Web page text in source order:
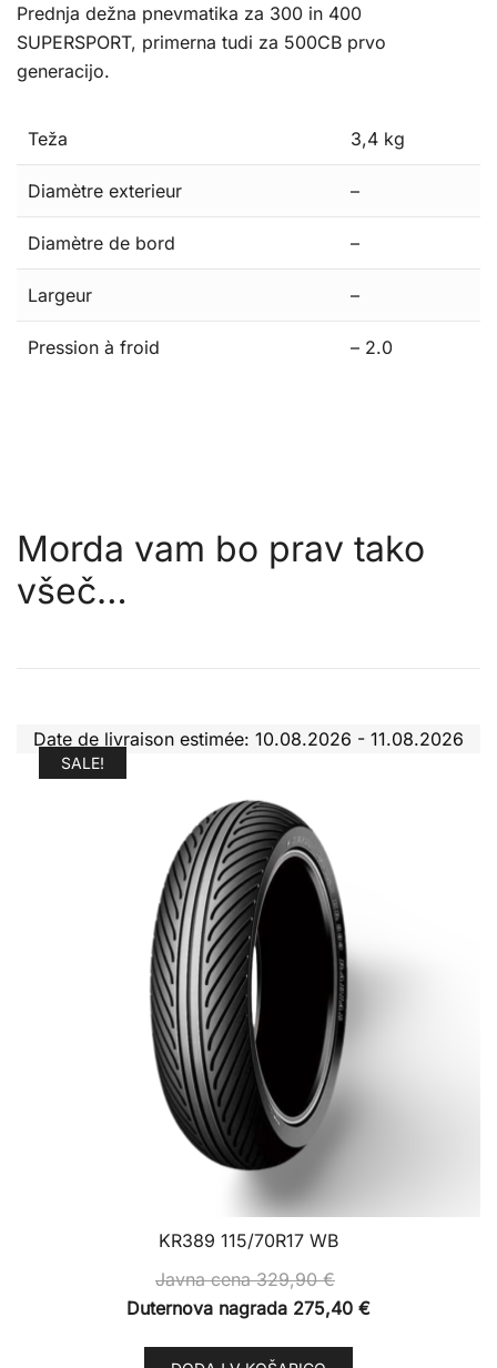
Prednja dežna pnevmatika za 300 in 400
SUPERSPORT, primerna tudi za 500CB prvo
generacijo.
Teža 3,4 kg
Diamètre exterieur –
Diamètre de bord –
Largeur –
Pression à froid – 2.0
Morda vam bo prav tako
všeč…
Date de livraison estimée: 10.08.2026 - 11.08.2026
SALE!
KR389 115/70R17 WB
Javna cena329,90€
Duternova nagrada 275,40 €